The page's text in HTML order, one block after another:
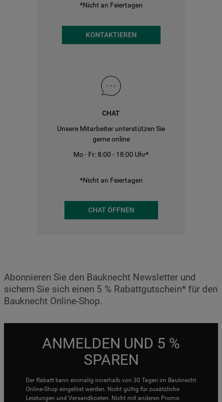
*Nicht an Feiertagen
KONTAKTIEREN
CHAT
Unsere Mitarbeiter unterstützen Sie
gerne online
Mo - Fr: 8:00 - 18:00 Uhr*
*Nicht an Feiertagen
CHAT ÖFFNEN
Abonnieren Sie den Bauknecht Newsletter und
sichern Sie sich einen 5 % Rabattgutschein* für den
Bauknecht Online-Shop.
ANMELDEN UND 5 %
SPAREN
Der Rabatt kann einmalig innerhalb von 30 Tagen im Bauknecht
Online-Shop eingelöst werden. Nicht gültig für zusätzliche
Leistungen und Versandkosten. Nicht mit anderen Promo